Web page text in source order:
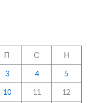
П С Н
3 4 5
10 11 12